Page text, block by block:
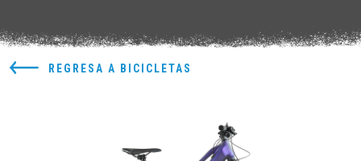
REGRESA A BICICLETAS